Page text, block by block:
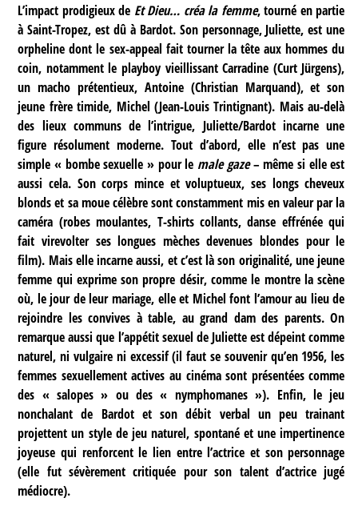
L’impact prodigieux de Et Dieu… créa la femme, tourné en partie
à Saint-Tropez, est dû à Bardot. Son personnage, Juliette, est une
orpheline dont le sex-appeal fait tourner la tête aux hommes du
coin, notamment le playboy vieillissant Carradine (Curt Jürgens),
un macho prétentieux, Antoine (Christian Marquand), et son
jeune frère timide, Michel (Jean-Louis Trintignant). Mais au-delà
des lieux communs de l’intrigue, Juliette/Bardot incarne une
figure résolument moderne. Tout d’abord, elle n’est pas une
simple « bombe sexuelle » pour le male gaze– même si elle est
aussi cela. Son corps mince et voluptueux, ses longs cheveux
blonds et sa moue célèbre sont constamment mis en valeur par la
caméra (robes moulantes, T-shirts collants, danse effrénée qui
fait virevolter ses longues mèches devenues blondes pour le
film). Mais elle incarne aussi, et c’est là son originalité, une jeune
femme qui exprime son propre désir, comme le montre la scène
où, le jour de leur mariage, elle et Michel font l’amour au lieu de
rejoindre les convives à table, au grand dam des parents. On
remarque aussi que l’appétit sexuel de Juliette est dépeint comme
naturel, ni vulgaire ni excessif (il faut se souvenir qu’en 1956, les
femmes sexuellement actives au cinéma sont présentées comme
des « salopes » ou des « nymphomanes »). Enfin, le jeu
nonchalant de Bardot et son débit verbal un peu trainant
projettent un style de jeu naturel, spontané et une impertinence
joyeuse qui renforcent le lien entre l’actrice et son personnage
(elle fut sévèrement critiquée pour son talent d’actrice jugé
médiocre).